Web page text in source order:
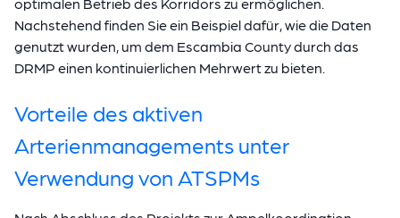
Nachstehend finden Sie ein Beispiel dafür, wie die Daten
genutzt wurden, um dem Escambia County durch das
DRMP einen kontinuierlichen Mehrwert zu bieten.
Vorteile des aktiven
Arterienmanagements unter
Verwendung von ATSPMs